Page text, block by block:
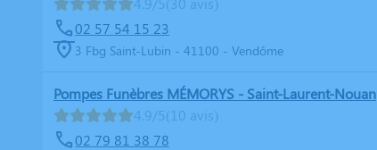
02 57 54 15 23
3 Fbg Saint-Lubin - 41100 - Vendôme
Pompes Funèbres MÉMORYS - Saint-Laurent-Nouan
4.9/5(10 avis)
02 79 81 38 78